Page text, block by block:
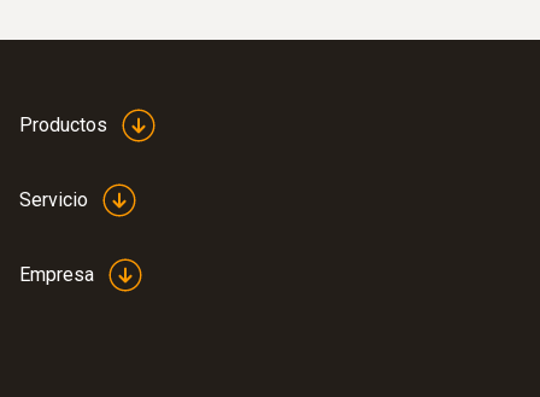
0636 9772
Sonda de temperatura y humedad de
Intuitiva: El menú de medición claramente
estructurado para mediciones a largo plazo
Productos
Servicio
Empresa